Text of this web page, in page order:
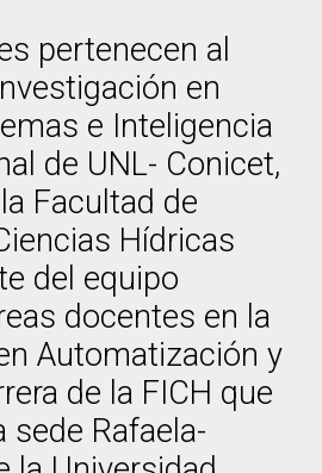
pertenecen al
en
e Inteligencia
de UNL- Conicet,
Facultad de
Hídricas
del equipo
docentes en la
Automatización y
de la FICH que
sede Rafaela-